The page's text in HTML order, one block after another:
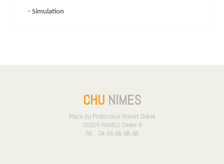
- Simulation
CHU NIMES
Place du Professeur Robert Debré
30029 NIMES Cedex 9
Tél. : 04.66.68.68.68